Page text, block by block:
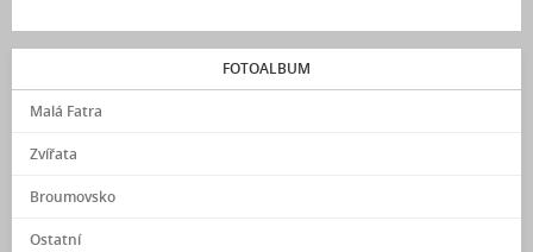
FOTOALBUM
Malá Fatra
Zvířata
Broumovsko
Ostatní